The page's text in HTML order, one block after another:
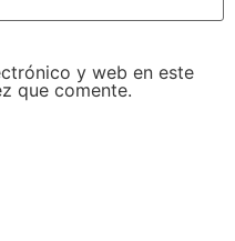
y web en este
que comente.